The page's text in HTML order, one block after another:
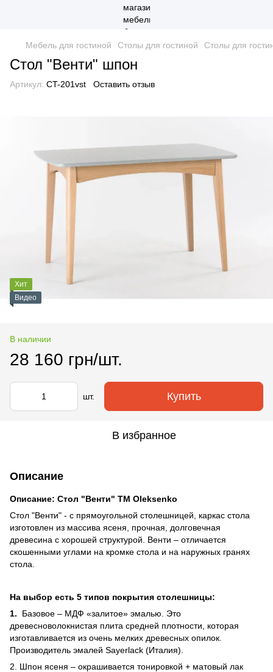
Мебель для гостиной Столы для гостиной Столы для
Стол "Венти" шпон
Артикул: CT-201vst Оставить отзыв
Хит
Видео
В наличии
28 160 грн/шт.
шт. Купить
В избранное
Описание
Описание: Стол "Венти" TM Oleksenko
Стол "Венти" - с прямоугольной столешницей, каркас стола
изготовлен из массива ясеня, прочная, долговечная
древесина с хорошей структурой. Венти – отличается
скошенными углами на кромке стола и на наружных гранях
стола.
На выбор есть 5 типов покрытия столешницы:
1.
Базовое – МДФ «залитое» эмалью. Это
древесноволокнистая плита средней плотности, которая
изготавливается из очень мелких древесных опилок.
Производитель эмалей Sayerlack (Италия).
2. Шпон ясеня – окрашивается тонировкой + матовый лак